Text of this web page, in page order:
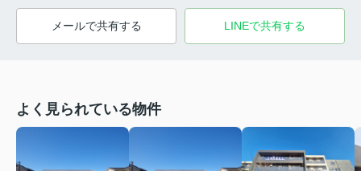
メールで共有する LINEで共有する
よく見られている物件